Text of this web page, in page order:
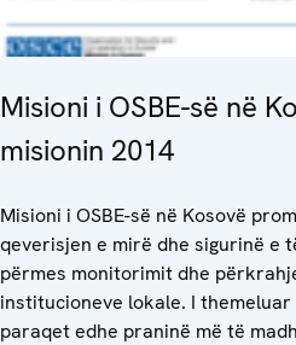
Misioni i OSBE-së në
misionin 2014
Misioni i OSBE-së në Kosovë
qeverisjen e mirë dhe sigurinë e
përmes monitorimit dhe
institucioneve lokale. I
paraqet edhe praninë më të